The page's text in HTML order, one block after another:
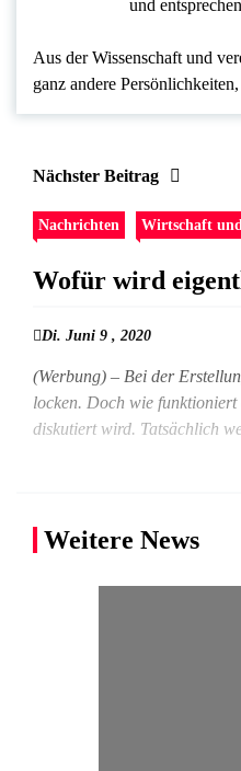
und
Aus der Wissenschaft und
ganz andere
Nächster Beitrag
Nachrichten Wirtschaft
Wofür wird
Di. Juni 9 , 2020
(Werbung) – Bei der
locken. Doch wie
diskutiert wird. Tatsächlich
Weitere News